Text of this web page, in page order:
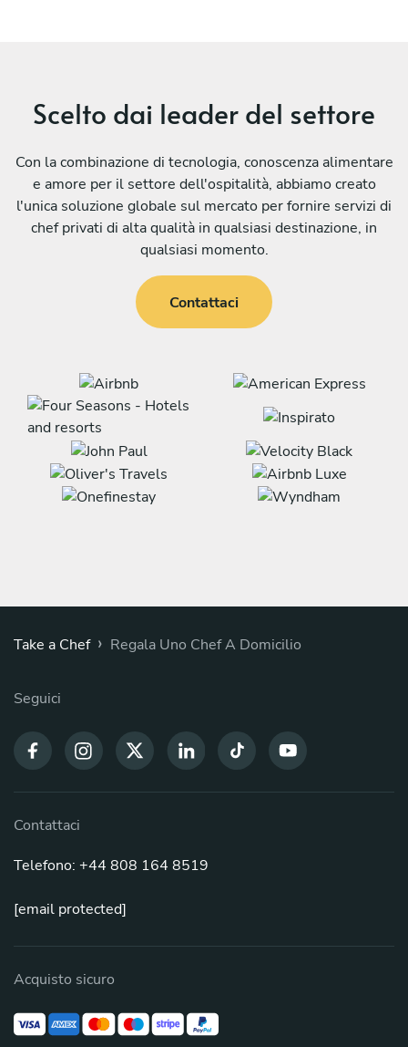
Scelto dai leader del settore
Con la combinazione di tecnologia, conoscenza alimentare
e amore per il settore dell'ospitalità, abbiamo creato
l'unica soluzione globale sul mercato per fornire servizi di
chef privati ​​di alta qualità in qualsiasi destinazione, in
qualsiasi momento.
Contattaci
Take a Chef › Regala Uno Chef A Domicilio
Seguici
Contattaci
Telefono: +44 808 164 8519
[email protected]
Acquisto sicuro